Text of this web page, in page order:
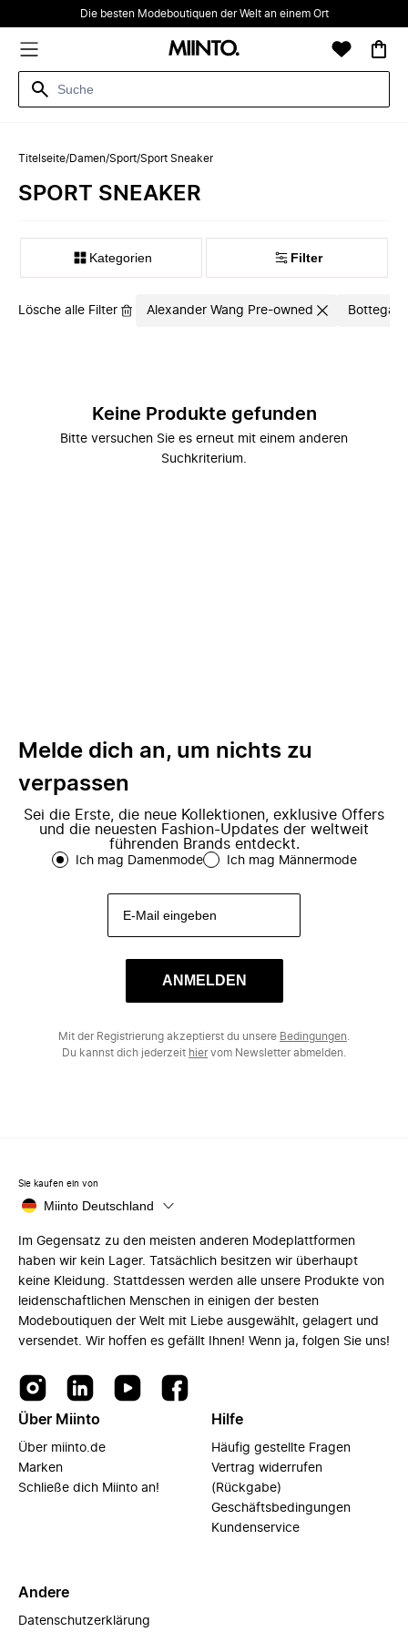
Die besten Modeboutiquen der Welt an einem Ort
Titelseite/Damen/Sport/Sport Sneaker
SPORT SNEAKER
Kategorien Filter
Lösche alle Filter Alexander Wang Pre-owned Bottega
Keine Produkte gefunden
Bitte versuchen Sie es erneut mit einem anderen
Suchkriterium.
Melde dich an, um nichts zu
verpassen
Sei die Erste, die neue Kollektionen, exklusive Offers
und die neuesten Fashion-Updates der weltweit
führenden Brands entdeckt.
Ich mag Damenmode Ich mag Männermode
ANMELDEN
Mit der Registrierung akzeptierst du unsere Bedingungen
Du kannst dich jederzeit hiervom Newsletter abmelden.
Sie kaufen ein von
Miinto Deutschland
Im Gegensatz zu den meisten anderen Modeplattformen
haben wir kein Lager. Tatsächlich besitzen wir überhaupt
keine Kleidung. Stattdessen werden alle unsere Produkte von
leidenschaftlichen Menschen in einigen der besten
Modeboutiquen der Welt mit Liebe ausgewählt, gelagert und
versendet. Wir hoffen es gefällt Ihnen! Wenn ja, folgen Sie uns!
Über Miinto
Über miinto.de
Marken
Schließe dich Miinto an!
Hilfe
Häufig gestellte Fragen
Vertrag widerrufen
(Rückgabe)
Geschäftsbedingungen
Kundenservice
Andere
Datenschutzerklärung